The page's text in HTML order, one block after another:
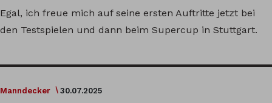
Egal, ich freue mich auf seine ersten Auftritte jetzt bei
den Testspielen und dann beim Supercup in Stuttgart.
Manndecker 30.07.2025